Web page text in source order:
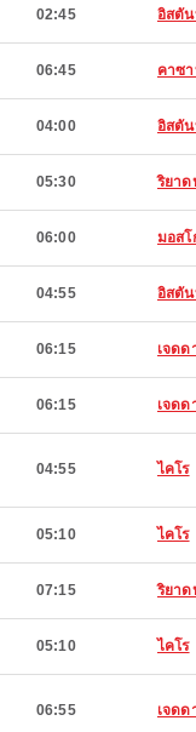
02:45 อิสตั
06:45 คาซ
04:00 อิสตั
05:30 ริยาด
06:00 มอสโ
04:55 อิสตั
06:15 เจดด
06:15 เจดด
04:55 ไคโร
05:10 ไคโร
07:15 ริยาด
05:10 ไคโร
06:55 เจดด